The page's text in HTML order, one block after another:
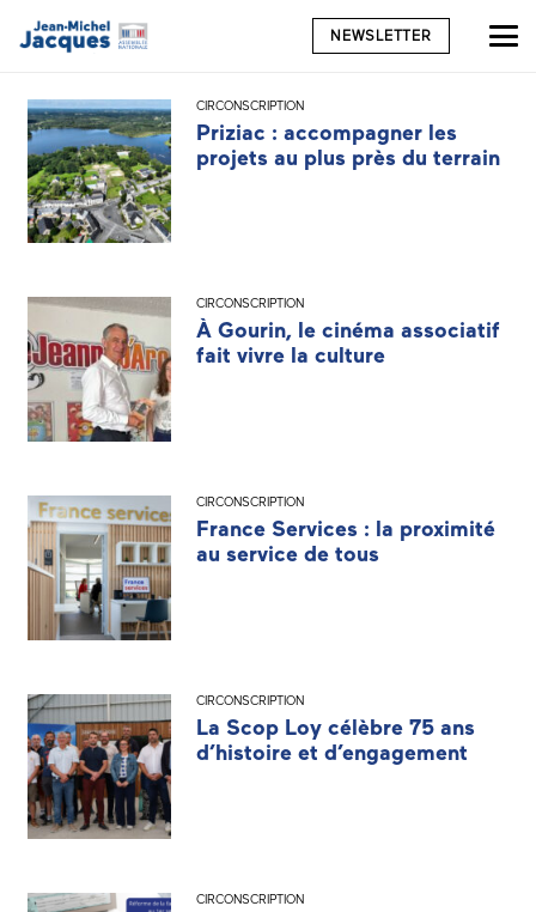
NEWSLETTER
CIRCONSCRIPTION
Priziac : accompagner les
projets au plus près du terrain
CIRCONSCRIPTION
À Gourin, le cinéma associatif
fait vivre la culture
CIRCONSCRIPTION
France Services : la proximité
au service de tous
CIRCONSCRIPTION
La Scop Loy célèbre 75 ans
d’histoire et d’engagement
CIRCONSCRIPTION